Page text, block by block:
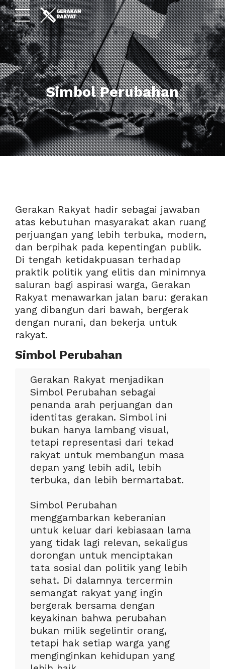
Simbol Perubahan
Gerakan Rakyat hadir sebagai jawaban
atas kebutuhan masyarakat akan ruang
perjuangan yang lebih terbuka, modern,
dan berpihak pada kepentingan publik.
Di tengah ketidakpuasan terhadap
praktik politik yang elitis dan minimnya
saluran bagi aspirasi warga, Gerakan
Rakyat menawarkan jalan baru: gerakan
yang dibangun dari bawah, bergerak
dengan nurani, dan bekerja untuk
rakyat.
Simbol Perubahan
Gerakan Rakyat menjadikan
Simbol Perubahan sebagai
penanda arah perjuangan dan
identitas gerakan. Simbol ini
bukan hanya lambang visual,
tetapi representasi dari tekad
rakyat untuk membangun masa
depan yang lebih adil, lebih
terbuka, dan lebih bermartabat.
Simbol Perubahan
menggambarkan keberanian
untuk keluar dari kebiasaan lama
yang tidak lagi relevan, sekaligus
dorongan untuk menciptakan
tata sosial dan politik yang lebih
sehat. Di dalamnya tercermin
semangat rakyat yang ingin
bergerak bersama dengan
keyakinan bahwa perubahan
bukan milik segelintir orang,
tetapi hak setiap warga yang
menginginkan kehidupan yang